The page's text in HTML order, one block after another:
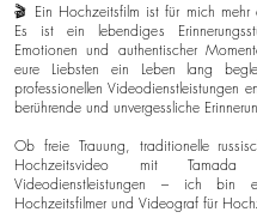
🎬 Ein Hochzeitsfilm ist für mich
Es ist ein lebendiges
Emotionen und authentischer
eure Liebsten ein Leben lang
professionellen Videodienstleistungen
berührende und unvergessliche
Ob freie Trauung, traditionelle
Hochzeitsvideo mit
Videodienstleistungen – ich bin
Hochzeitsfilmer und Videograf für